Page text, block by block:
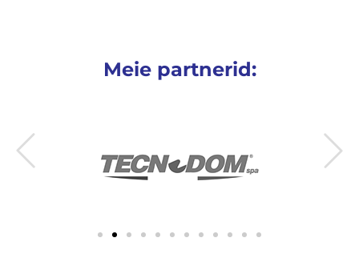
Meie partnerid: